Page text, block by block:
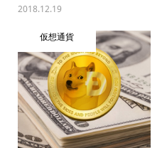
2018.12.19
仮想通貨